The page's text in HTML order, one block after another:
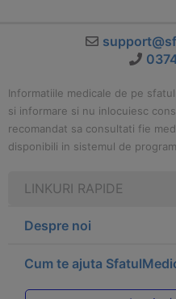
Informatiile medicale de pe
si informare si nu inlocuiesc
recomandat sa consultati fie
disponibili in sistemul de
LINKURI RAPIDE
Despre noi
Cum te ajuta